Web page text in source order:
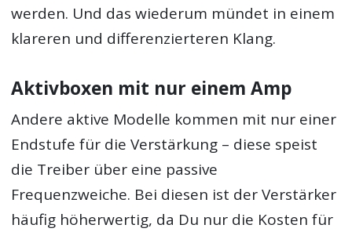
werden. Und das wiederum mündet in einem
klareren und differenzierteren Klang.
Aktivboxen mit nur einem Amp
Andere aktive Modelle kommen mit nur einer
Endstufe für die Verstärkung – diese speist
die Treiber über eine passive
Frequenzweiche. Bei diesen ist der Verstärker
häufig höherwertig, da Du nur die Kosten für